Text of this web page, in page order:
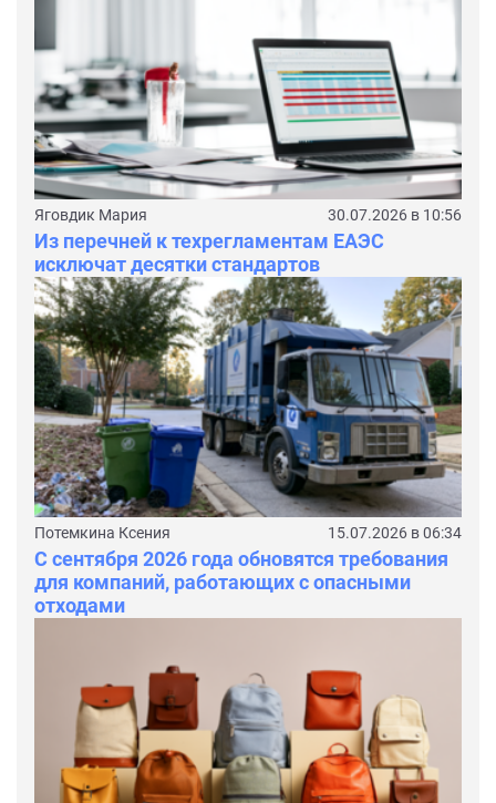
Яговдик Мария 30.07.2026 в 10:56
Из перечней к техрегламентам ЕАЭС
исключат десятки стандартов
Потемкина Ксения 15.07.2026 в 06:34
С сентября 2026 года обновятся требования
для компаний, работающих с опасными
отходами